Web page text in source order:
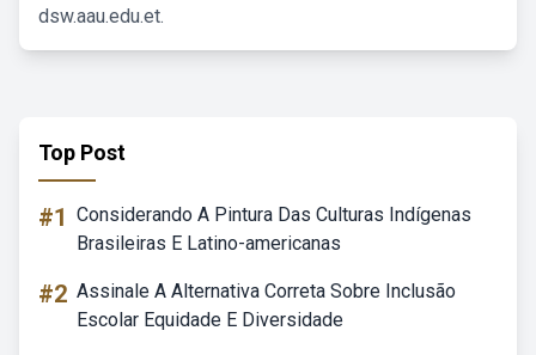
dsw.aau.edu.et.
Top Post
#1 Considerando A Pintura Das Culturas Indígenas
Brasileiras E Latino-americanas
#2 Assinale A Alternativa Correta Sobre Inclusão
Escolar Equidade E Diversidade